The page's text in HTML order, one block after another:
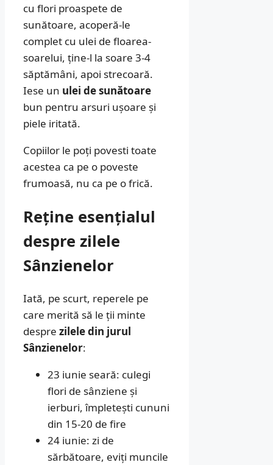
cu flori proaspete de
sunătoare, acoperă-le
complet cu ulei de floarea-
soarelui, ține-l la soare 3-4
săptămâni, apoi strecoară.
Iese un ulei de sunătoare
bun pentru arsuri ușoare și
piele iritată.
Copiilor le poți povesti toate
acestea ca pe o poveste
frumoasă, nu ca pe o frică.
Reține esențialul
despre zilele
Sânzienelor
Iată, pe scurt, reperele pe
care merită să le ții minte
despre zilele din jurul
Sânzienelor:
23 iunie seară: culegi
flori de sânziene și
ierburi, împletești cununi
din 15-20 de fire
24 iunie: zi de
sărbătoare, eviți muncile